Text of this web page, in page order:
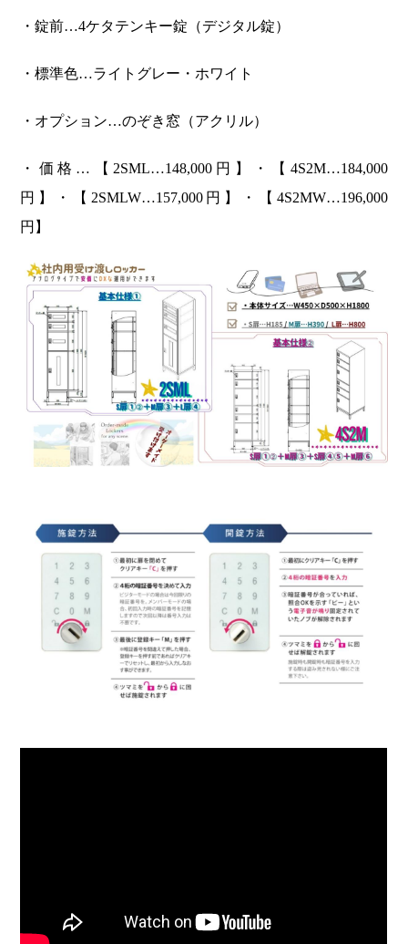
・錠前…4ケタテンキー錠（デジタル錠）
・標準色…ライトグレー・ホワイト
・オプション…のぞき窓（アクリル）
・価格…【2SML…148,000円】・【4S2M…184,000
円】・【2SMLW…157,000円】・【4S2MW…196,000
円】